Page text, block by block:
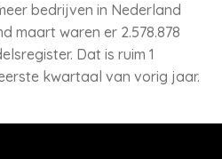
bedrijven in Nederland
maart waren er 2.578.878
Dat is ruim 1
kwartaal van vorig jaar.